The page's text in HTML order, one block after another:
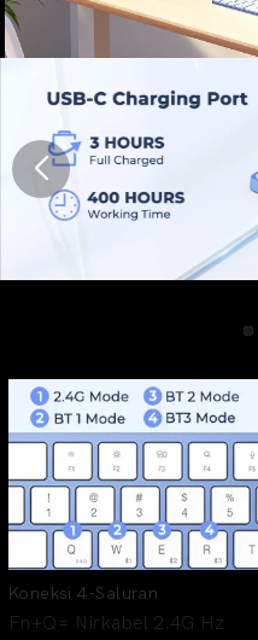
Koneksi 4-Saluran
Fn+Q= Nirkabel 2.4G Hz